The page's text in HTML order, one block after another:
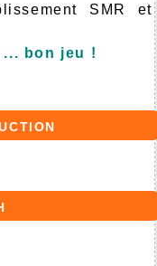
SMR et
bon jeu !